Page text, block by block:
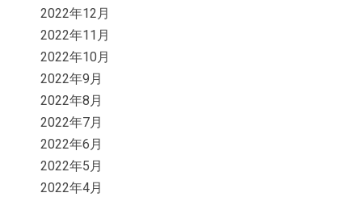
2022年12月
2022年11月
2022年10月
2022年9月
2022年8月
2022年7月
2022年6月
2022年5月
2022年4月